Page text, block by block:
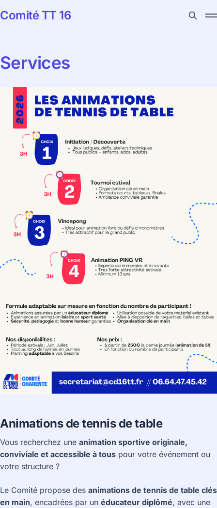
Comité TT 16
Services
Animations de tennis de table
Vous recherchez une animation sportive originale,
conviviale et accessible à tous pour votre événement ou
votre structure ?
Le Comité propose des animations de tennis de table clés
en main, encadrées par un éducateur diplômé, avec une